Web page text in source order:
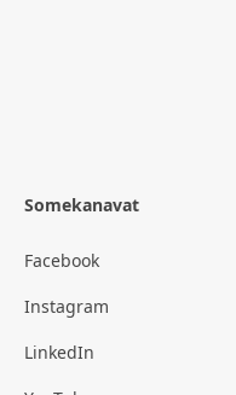
Somekanavat
Facebook
Instagram
LinkedIn